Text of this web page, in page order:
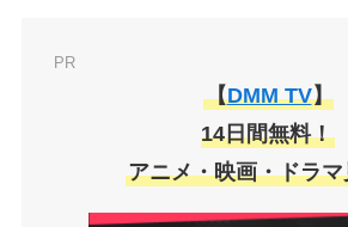
PR
【DMM TV】
14日間無料！
アニメ・映画・ドラ